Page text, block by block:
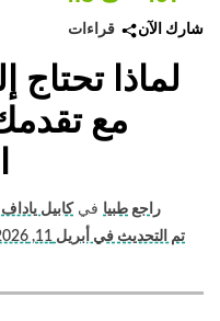
قراءات شارك الآن
لماذا تحتاج
مع
راجع طبيا في كابيل ياداف
تم التحديث في أبريل 11, 2026